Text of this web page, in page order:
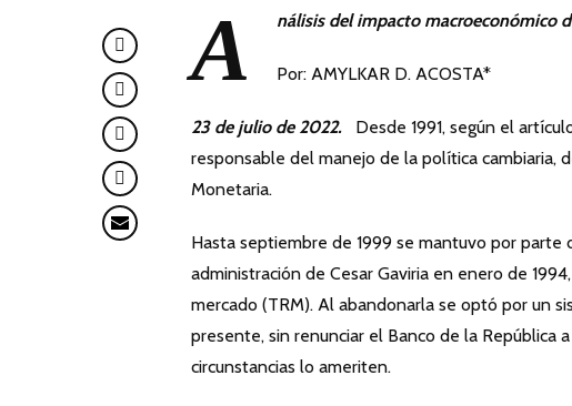
A nálisis del impacto macroeconómico
Por: AMYLKAR D. ACOSTA*
23 de julio de 2022. Desde 1991, según el
responsable del manejo de la política cambiaria,
Monetaria.
Hasta septiembre de 1999 se mantuvo por parte
administración de Cesar Gaviria en enero de
mercado (TRM). Al abandonarla se optó por un
presente, sin renunciar el Banco de la República
circunstancias lo ameriten.